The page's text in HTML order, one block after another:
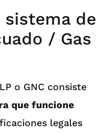
sistema de
/ Gas
o GNC consiste
que funcione
legales